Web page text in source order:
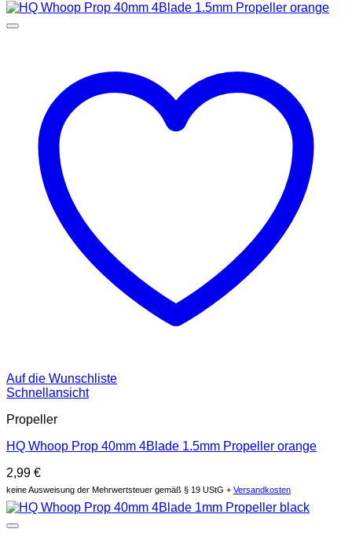
Auf die Wunschliste
Schnellansicht
Propeller
HQ Whoop Prop 40mm 4Blade 1.5mm Propeller orange
2,99 €
keine Ausweisung der Mehrwertsteuer gemäß § 19 UStG + Versandkosten